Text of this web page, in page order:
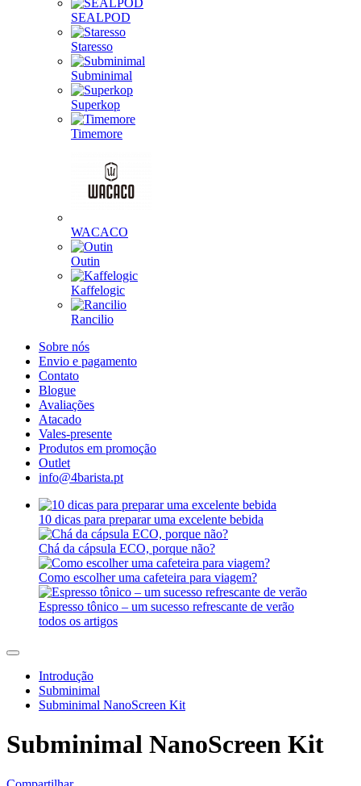
SEALPOD
Staresso
Subminimal
Superkop
Timemore
WACACO
Outin
Kaffelogic
Rancilio
Sobre nós
Envio e pagamento
Contato
Blogue
Avaliações
Atacado
Vales-presente
Produtos em promoção
Outlet
info@4barista.pt
10 dicas para preparar uma excelente bebida
Chá da cápsula ECO, porque não?
Como escolher uma cafeteira para viagem?
Espresso tônico – um sucesso refrescante de verão
todos os artigos
Introdução
Subminimal
Subminimal NanoScreen Kit
Subminimal NanoScreen Kit